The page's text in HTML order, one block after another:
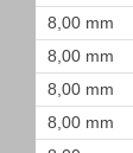
8,00 mm
8,00 mm
8,00 mm
8,00 mm